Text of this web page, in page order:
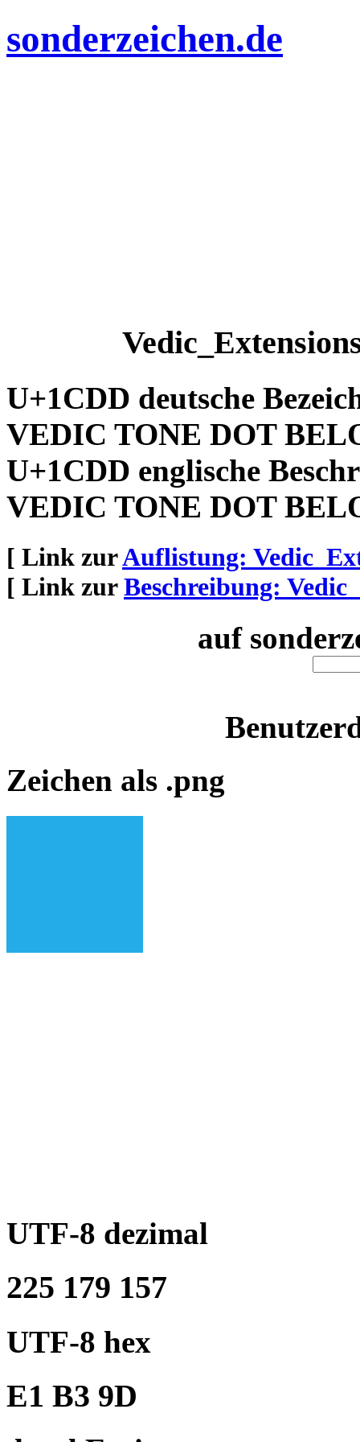
sonderzeichen.de
U+1CDD deutsche
VEDIC TONE DOT
U+1CDD englische
VEDIC TONE DOT
[ Link zurAuflistung:
[ Link zurBeschreibung:
auf
Zeichen als .png
UTF-8 dezimal
225 179 157
UTF-8 hex
E1 B3 9D